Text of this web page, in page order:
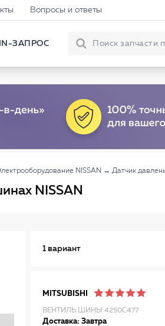
Вопросы и ответы
ЗАПРОС
NISSAN → Датчик
NISSAN
1 вариант
MITSUBISHI
ВЕНТИЛЬ ШИНЫ 4250C477
Доставка: Завтра